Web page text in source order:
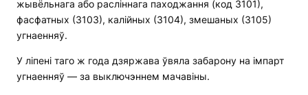
жывёльнага або расліннага паходжання (код 3101),
фасфатных (3103), калійных (3104), змешаных (3105)
угнаенняў.
У ліпені таго ж года дзяржава ўвяла забарону на імпарт
угнаенняў — за выключэннем мачавіны.